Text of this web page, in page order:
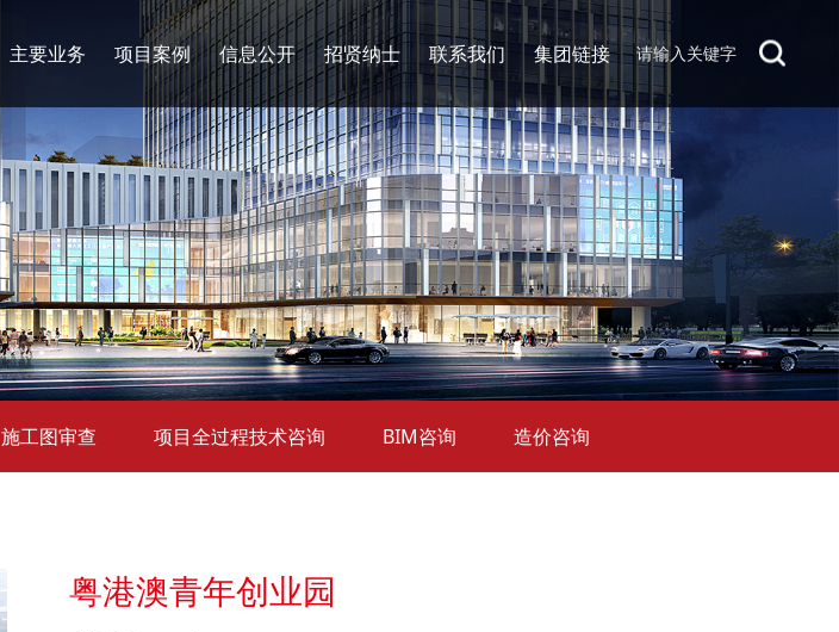
主要业务 项目案例 信息公开 招贤纳士 联系我们 集团链接
施工图审查 项目全过程技术咨询 BIM咨询 造价咨询
粤港澳青年创业园